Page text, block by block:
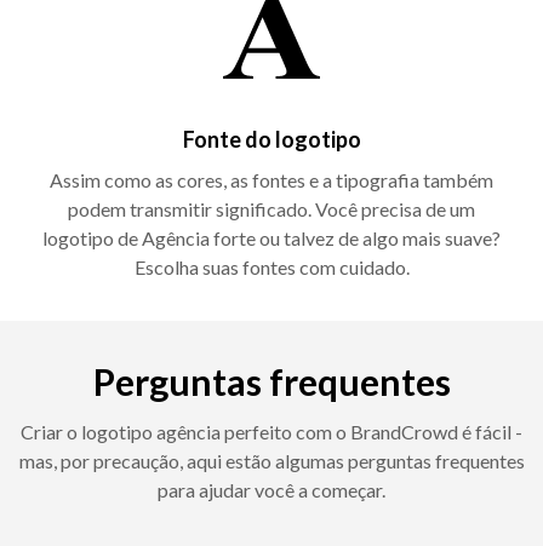
Fonte do logotipo
Assim como as cores, as fontes e a tipografia também
podem transmitir significado. Você precisa de um
logotipo de Agência forte ou talvez de algo mais suave?
Escolha suas fontes com cuidado.
Perguntas frequentes
Criar o logotipo agência perfeito com o BrandCrowd é fácil -
mas, por precaução, aqui estão algumas perguntas frequentes
para ajudar você a começar.